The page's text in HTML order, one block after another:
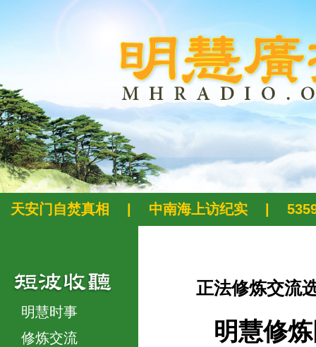
天安门自焚真相 中南海上访纪实
明慧时事
修炼交流
正法修炼交流
明慧修